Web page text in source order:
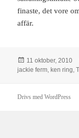
finaste, det vore
affär.
Postat
11 oktober, 2010
jackie ferm, ken ring,
Drivs med WordPress